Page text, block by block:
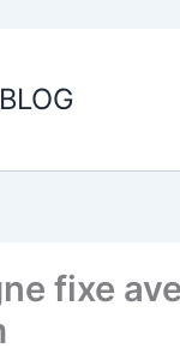
BLOG
fixe